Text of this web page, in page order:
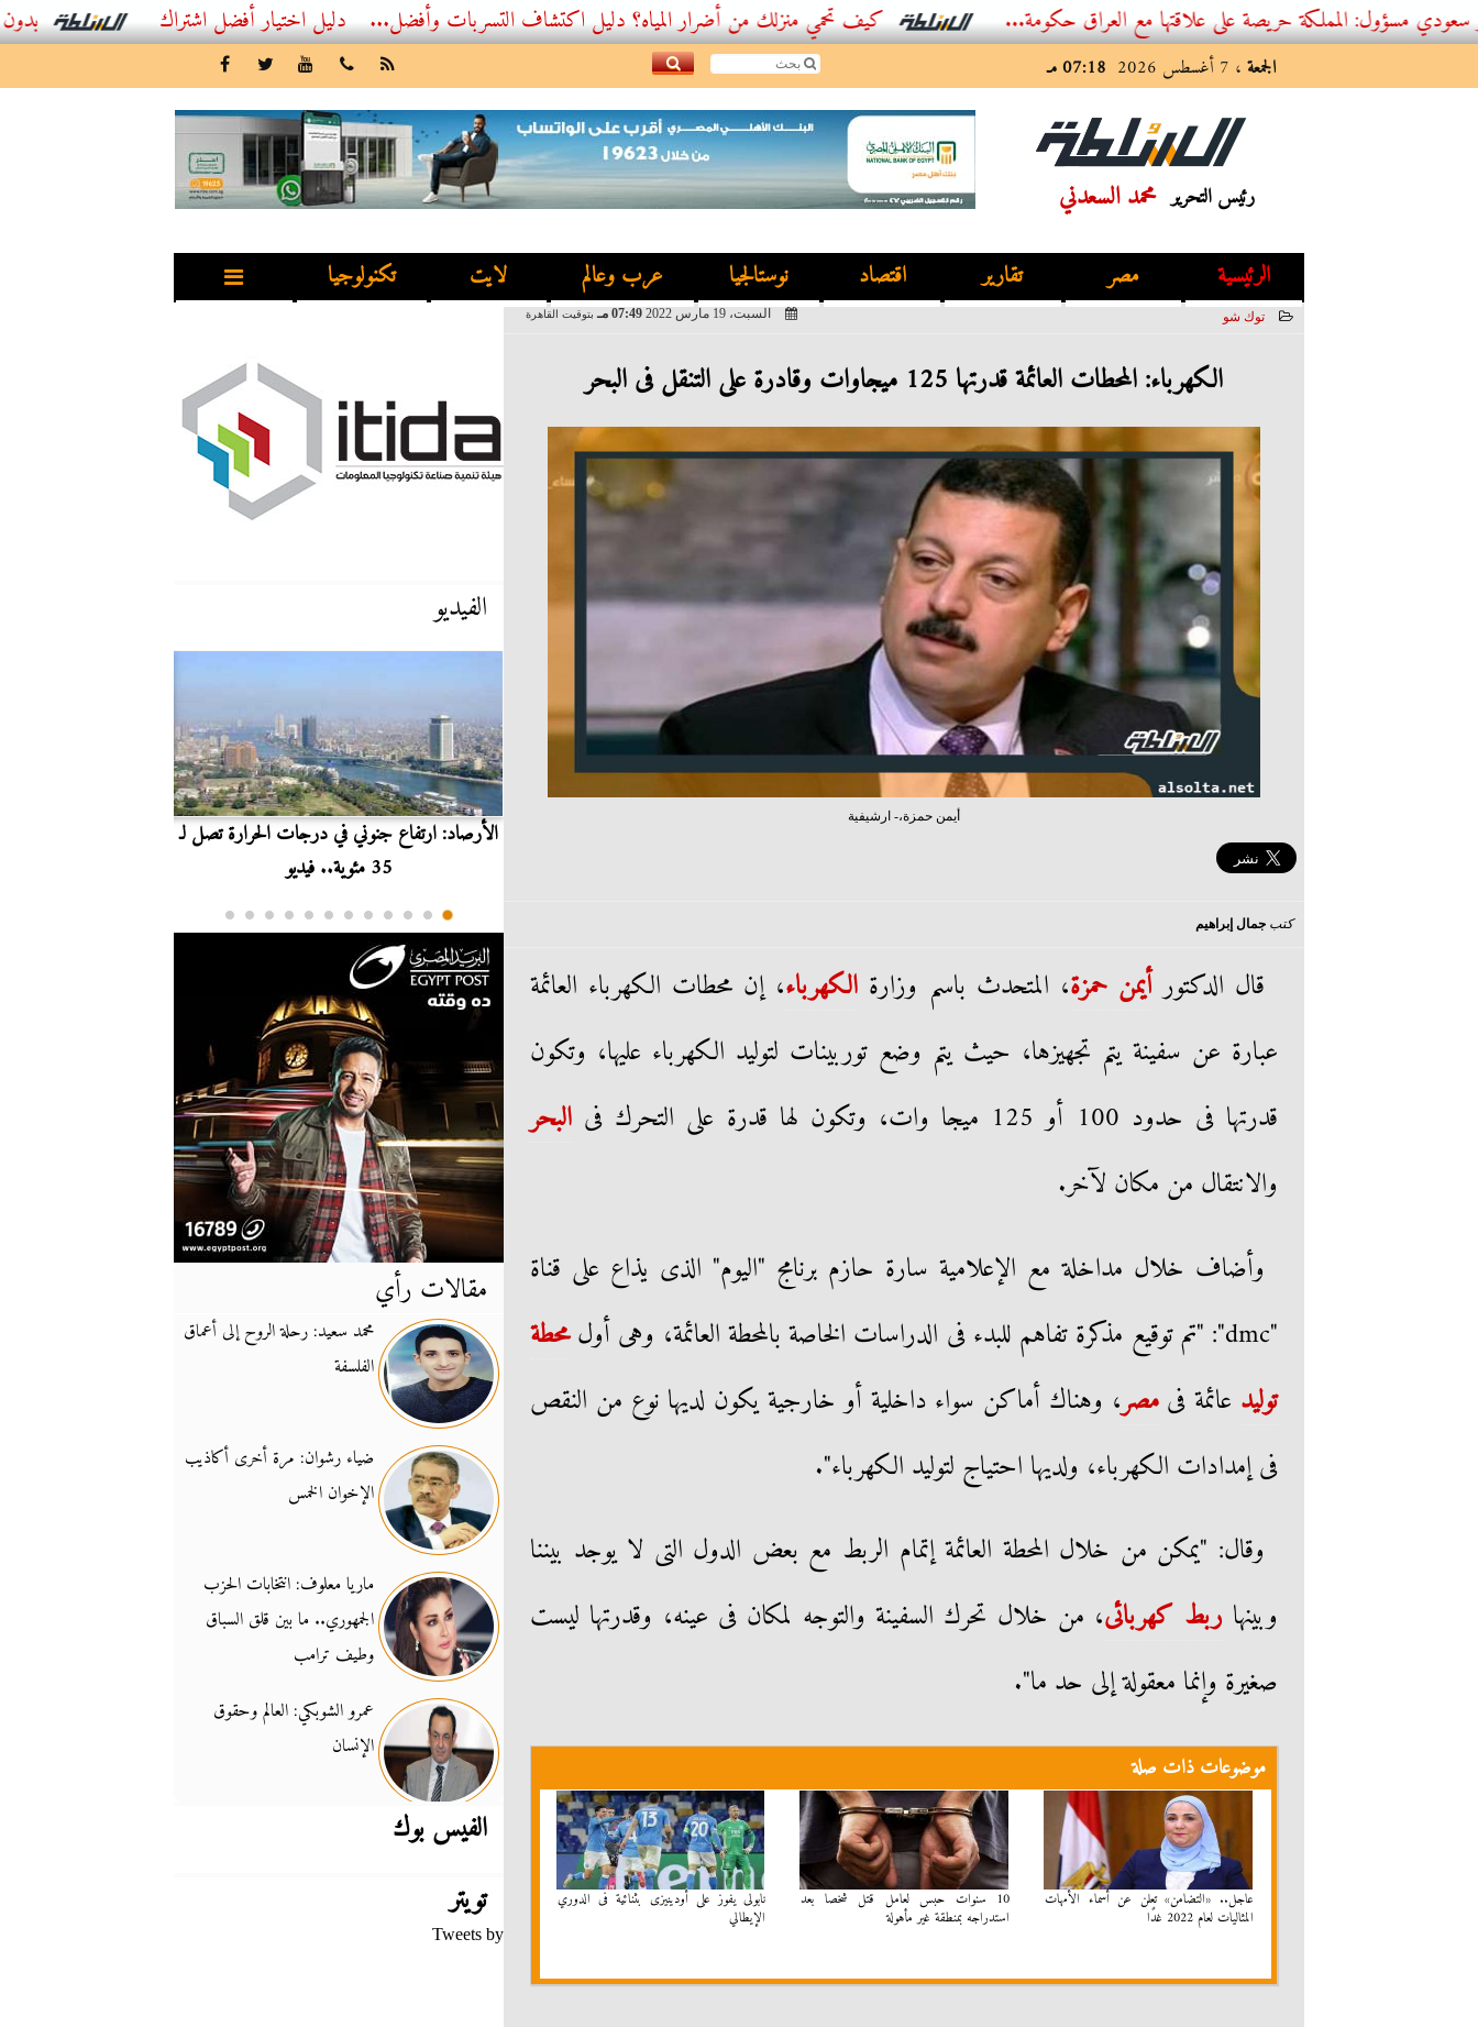
أفضل اشتراك IPTV بدون تقطيع 2026 – دليل المشاهد العصري المملكة حريصة على علاقتها مع العراق حكومة... كيف تحمي منزلك من أضرار المياه؟ دليل اكتشاف التسربات وأفضل...
الجمعة ، 7 أغسطس 2026 07:18 مـ
رئيس التحرير محمد السعدني
الرئيسية مصر تقارير اقتصاد نوستالجيا عرب وعالم لايت تكنولوجيا
توك شو السبت، 19 مارس 2022 07:49 مـ بتوقيت القاهرة
الكهرباء: المحطات العائمة قدرتها 125 ميجاوات وقادرة على التنقل فى البحر
أيمن حمزة،- ارشيفية
كتب جمال إبراهيم
قال الدكتورأيمن حمزة، المتحدث باسم وزارة الكهرباء، إن محطات الكهرباء العائمة
عبارة عن سفينة يتم تجهيزها، حيث يتم وضع توربينات لتوليد الكهرباء عليها، وتكون
قدرتها فى حدود 100 أو 125 ميجا وات، وتكون لها قدرة على التحرك فى
البحر
والانتقال من مكان لآخر.
وأضاف خلال مداخلة مع الإعلامية سارة حازم برنامج "اليوم" الذى يذاع على قناة
"dmc": "تم توقيع مذكرة تفاهم للبدء فى الدراسات الخاصة بالمحطة العائمة، وهى أول
محطة
توليد عائمة فىمصر، وهناك أماكن سواء داخلية أو خارجية يكون لديها نوع من النقص
فى إمدادات الكهرباء، ولديها احتياج لتوليد الكهرباء".
وقال: "يمكن من خلال المحطة العائمة إتمام الربط مع بعض الدول التى لا يوجد بيننا
وبينها ربط كهربائى، من خلال تحرك السفينة والتوجه لمكان فى عينه، وقدرتها ليست
صغيرة وإنما معقولة إلى حد ما".
موضوعات ذات صلة
عاجل.. «التضامن» تعلن عن أسماء الأمهات
المثاليات لعام 2022 غدًا
10 سنوات حبس لعامل قتل شخصا بعد
استدراجه بمنطقة غير مأهولة
نابولى يفوز على أودينيزى بثنائية فى الدوري
الإيطالي
الفيديو
الأرصاد: ارتفاع جنوني في درجات الحرارة تصل لـ
35 مئوية.. فيديو
مقالات رأي
محمد سعيد: رحلة الروح إلى أعماق
الفلسفة
ضياء رشوان: مرة أخرى أكاذيب
الإخوان الخمس
ماريا معلوف: انتخابات الحزب
الجمهوري.. ما بين قلق السباق
وطيف ترامب
عمرو الشوبكي: العالم وحقوق
الإنسان
الفيس بوك
تويتر
Tweets by